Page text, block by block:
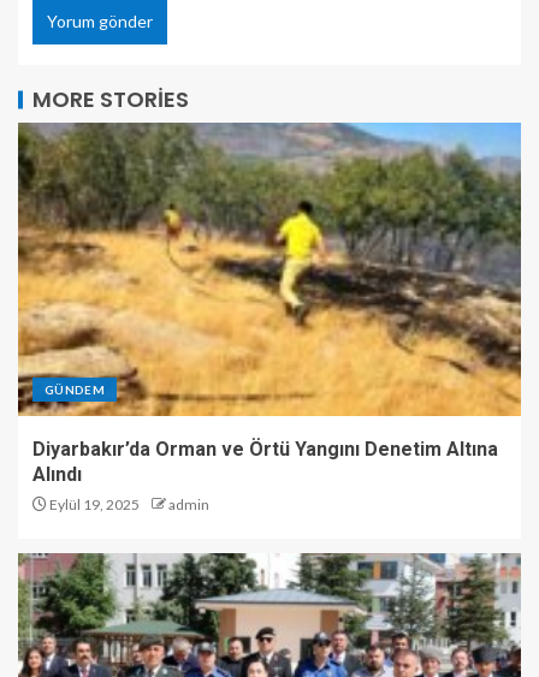
MORE STORIES
GÜNDEM
Diyarbakır’da Orman ve Örtü Yangını Denetim Altına
Alındı
Eylül 19, 2025 admin